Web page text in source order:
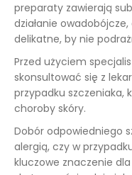
preparaty zawierają
działanie
delikatne, by nie
Przed użyciem
skonsultować się z
przypadku szczeniaka,
choroby skóry.
Dobór odpowiedniego
alergią, czy w
kluczowe znaczenie